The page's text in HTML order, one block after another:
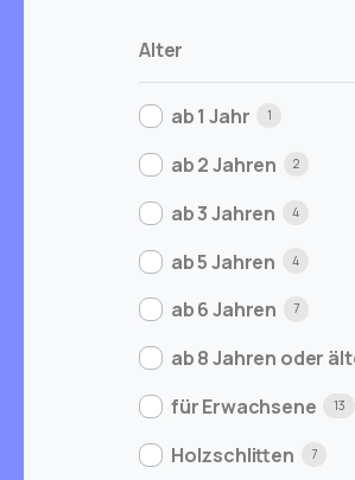
Alter
ab 1 Jahr 1
ab 2 Jahren 2
ab 3 Jahren 4
ab 5 Jahren 4
ab 6 Jahren 7
ab 8 Jahren oder
für Erwachsene 13
Holzschlitten 7